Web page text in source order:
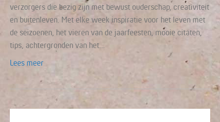
verzorgers die bezig zijn met bewust ouderschap, creativiteit
en buitenleven. Met elke week inspiratie voor het leven met
de seizoenen, het vieren van de jaarfeesten, mooie citaten,
tips, achtergronden van het…
Lees meer